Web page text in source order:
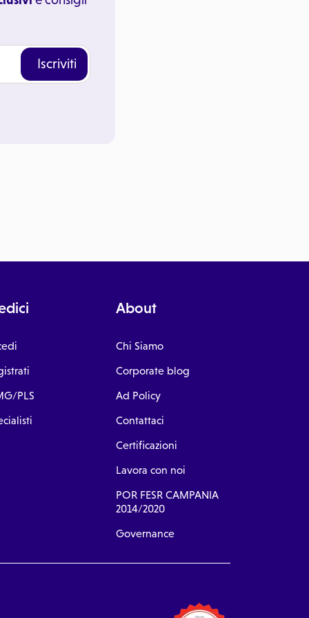
Iscriviti
PLS
About
Chi Siamo
Corporate blog
Ad Policy
Contattaci
Certificazioni
Lavora con noi
POR FESR CAMPANIA
2014/2020
Governance